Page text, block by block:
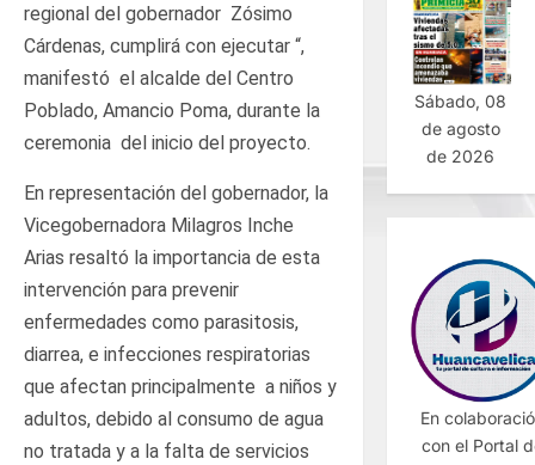
regional del gobernador Zósimo
Cárdenas, cumplirá con ejecutar “,
manifestó el alcalde del Centro
Poblado, Amancio Poma, durante la
ceremonia del inicio del proyecto.
En representación del gobernador, la
Vicegobernadora Milagros Inche
Arias resaltó la importancia de esta
intervención para prevenir
enfermedades como parasitosis,
diarrea, e infecciones respiratorias
que afectan principalmente a niños y
adultos, debido al consumo de agua
no tratada y a la falta de servicios
Sábado, 08
de agosto
de 2026
En
con el Portal